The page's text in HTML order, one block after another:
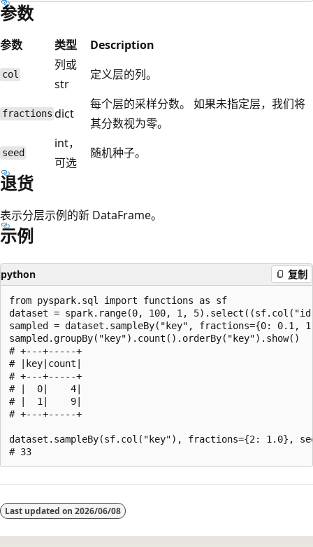
参数
参数 类型 Description
col
列或
str
定义层的列。
fractions dict
每个层的采样分数。 如果未指定层，我们将
其分数视为零。
seed
int，
可选
随机种子。
退货
表示分层示例的新 DataFrame。
示例
python 复制
from pyspark.sql import functions as sf
dataset = spark.range(0, 100, 1,
sampled = dataset.sampleBy("key", fractions={0: 0.1,
sampled.groupBy("key").count().orderBy("key").show()
# +---+-----+
# |key|count|
# +---+-----+
# |  0|    4|
# |  1|    9|
# +---+-----+
dataset.sampleBy(sf.col("key"), fractions={2: 1.0},
模
式
Last updated on 2026/06/08